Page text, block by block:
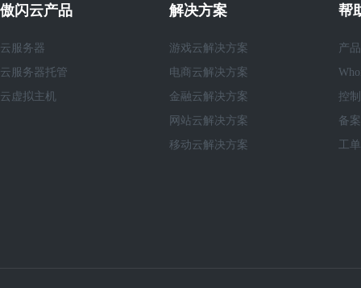
傲闪云产品
云服务器
云服务器托管
云虚拟主机
解决方案
游戏云解决方案
电商云解决方案
金融云解决方案
网站云解决方案
移动云解决方案
帮
产
控
备
工